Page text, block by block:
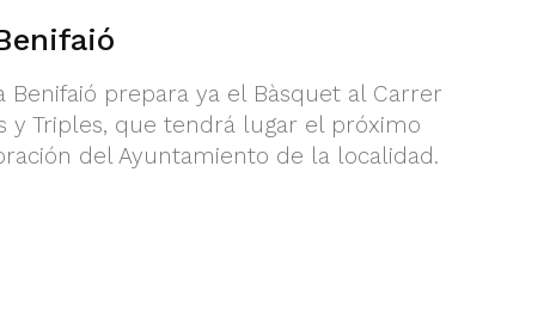
Benifaió prepara ya el Bàsquet al Carrer
y Triples, que tendrá lugar el próximo
del Ayuntamiento de la localidad.